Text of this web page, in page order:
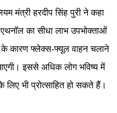
मंत्री हरदीप सिंह पुरी ने कहा
का सीधा लाभ उपभोक्ताओं
कारण फ्लेक्स-फ्यूल वाहन चलाने
इससे अधिक लोग भविष्य में
भी प्रोत्साहित हो सकते हैं।